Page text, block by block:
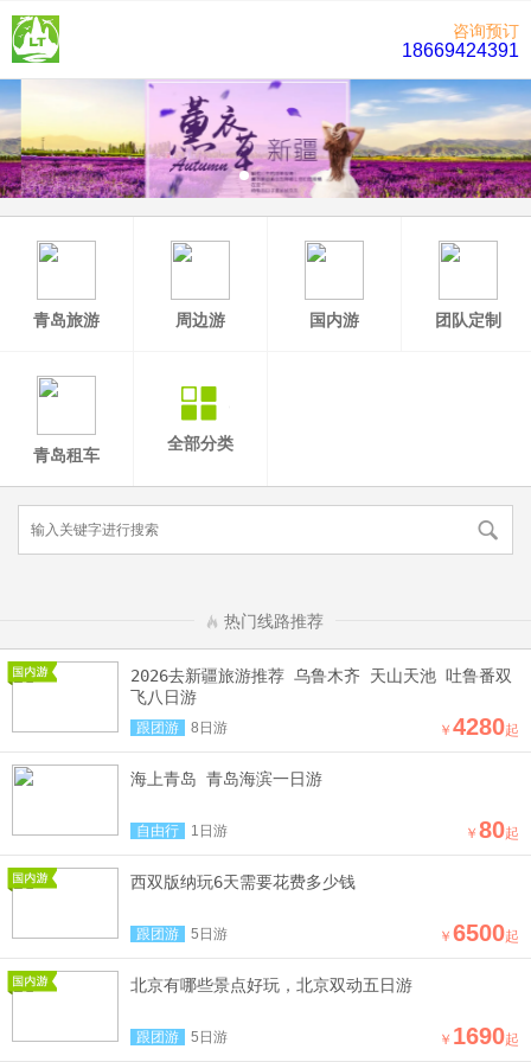
咨询预订
18669424391
青岛旅游 周边游 国内游 团队定制
青岛租车
全部分类
热门线路推荐
2026去新疆旅游推荐 乌鲁木齐 天山天池 吐鲁番双
飞八日游
跟团游 8日游 ￥ 4280起
海上青岛 青岛海滨一日游
自由行 1日游 ￥ 80起
西双版纳玩6天需要花费多少钱
跟团游 5日游 ￥ 6500起
北京有哪些景点好玩，北京双动五日游
跟团游 5日游 ￥ 1690起